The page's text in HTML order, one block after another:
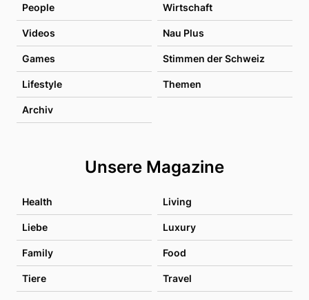
People Wirtschaft
Videos Nau Plus
Games Stimmen der Schweiz
Lifestyle Themen
Archiv
Unsere Magazine
Health Living
Liebe Luxury
Family Food
Tiere Travel